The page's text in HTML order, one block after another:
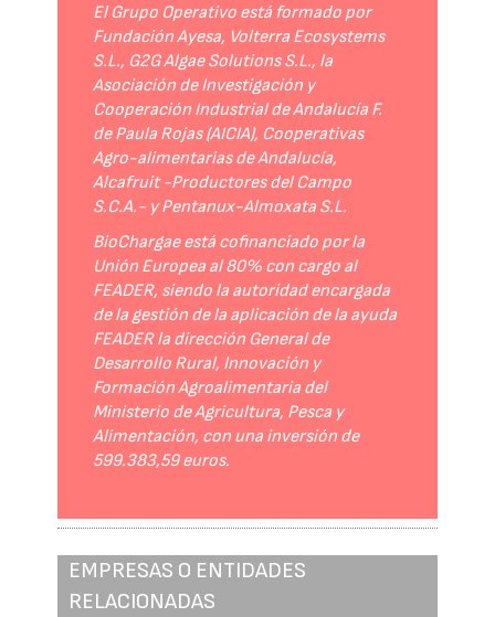
El Grupo Operativo está formado por
Fundación Ayesa, Volterra Ecosystems
S.L., G2G Algae Solutions S.L., la
Asociación de Investigación y
Cooperación Industrial de Andalucía F.
de Paula Rojas (AICIA), Cooperativas
Agro-alimentarias de Andalucía,
Alcafruit -Productores del Campo
S.C.A.- y Pentanux-Almoxata S.L.
BioChargae está cofinanciado por la
Unión Europea al 80% con cargo al
FEADER, siendo la autoridad encargada
de la gestión de la aplicación de la ayuda
FEADER la dirección General de
Desarrollo Rural, Innovación y
Formación Agroalimentaria del
Ministerio de Agricultura, Pesca y
Alimentación, con una inversión de
599.383,59 euros.
EMPRESAS O ENTIDADES
RELACIONADAS